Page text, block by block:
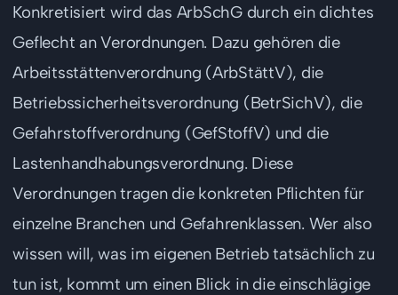
Konkretisiert wird das ArbSchG durch ein dichtes
Geflecht an Verordnungen. Dazu gehören die
Arbeitsstättenverordnung (ArbStättV), die
Betriebssicherheitsverordnung (BetrSichV), die
Gefahrstoffverordnung (GefStoffV) und die
Lastenhandhabungsverordnung. Diese
Verordnungen tragen die konkreten Pflichten für
einzelne Branchen und Gefahrenklassen. Wer also
wissen will, was im eigenen Betrieb tatsächlich zu
tun ist, kommt um einen Blick in die einschlägige